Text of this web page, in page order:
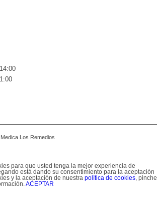
Los Remedios
para que usted tenga la mejor experiencia de
está dando su consentimiento para la aceptación
y la aceptación de nuestra política de cookies, pinche
ACEPTAR